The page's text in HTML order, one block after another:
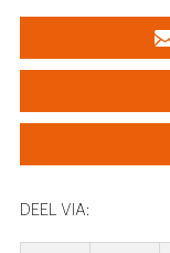
DEEL VIA: